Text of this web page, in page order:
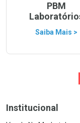
PBM
Saiba Mais >
Institucional